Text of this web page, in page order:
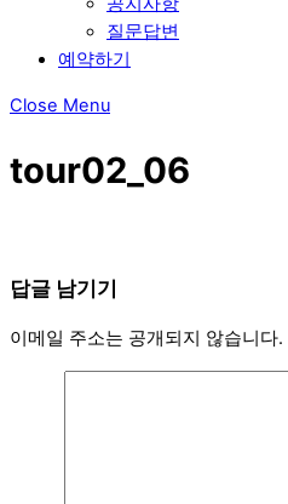
질문답변
예약하기
Close Menu
tour02_06
답글 남기기
이메일 주소는 공개되지 않습니다.